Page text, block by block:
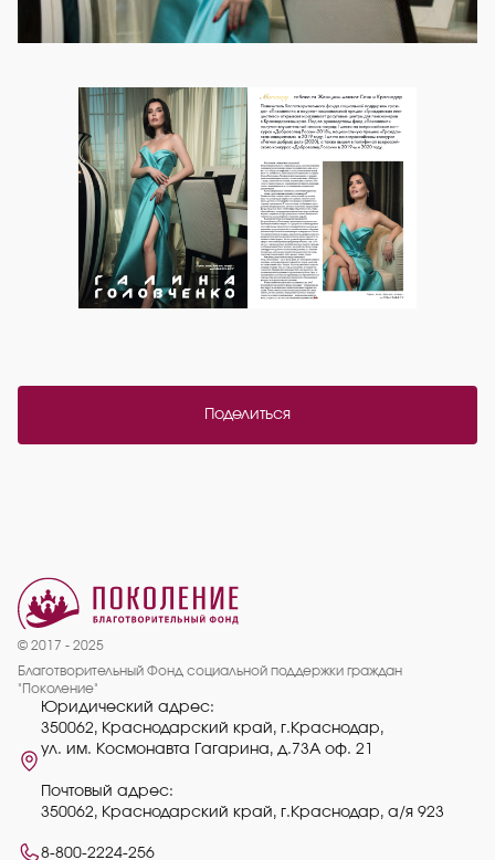
Поделиться
© 2017 - 2025
Благотворительный Фонд социальной поддержки граждан
"Поколение"
Юридический адрес:
350062, Краснодарский край, г.Краснодар,
ул. им. Космонавта Гагарина, д.73А оф. 21
Почтовый адрес:
350062, Краснодарский край, г.Краснодар, а/я 923
8-800-2224-256